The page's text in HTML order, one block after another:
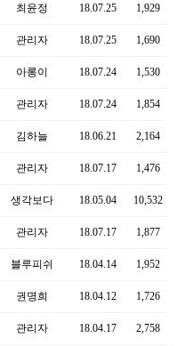
최윤정 18.07.25 1,929
관리자 18.07.25 1,690
아롱이 18.07.24 1,530
관리자 18.07.24 1,854
김하늘 18.06.21 2,164
관리자 18.07.17 1,476
생각보다 18.05.04 10,532
관리자 18.07.17 1,877
블루피쉬 18.04.14 1,952
권명희 18.04.12 1,726
관리자 18.04.17 2,758